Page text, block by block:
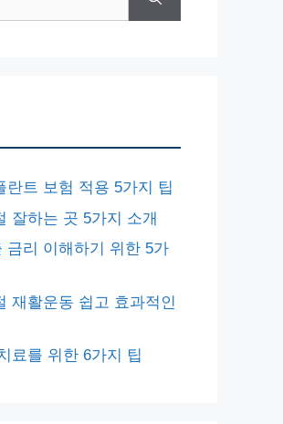
란트 보험 적용 5가지 팁
잘하는 곳 5가지 소개
금리 이해하기 위한 5가
재활운동 쉽고 효과적인
료를 위한 6가지 팁